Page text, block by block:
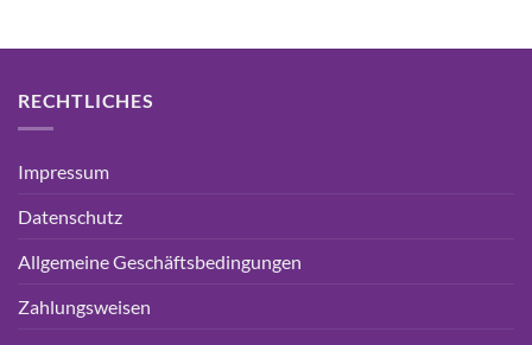
RECHTLICHES
Impressum
Datenschutz
Allgemeine Geschäftsbedingungen
Zahlungsweisen